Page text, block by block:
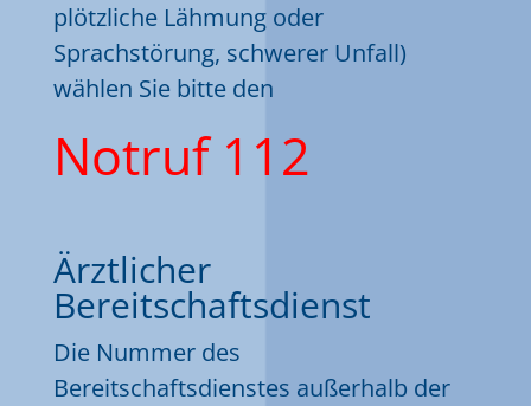
plötzliche Lähmung oder
Sprachstörung, schwerer Unfall)
wählen Sie bitte den
Notruf 112
Ärztlicher
Bereitschaftsdienst
Die Nummer des
Bereitschaftsdienstes außerhalb der